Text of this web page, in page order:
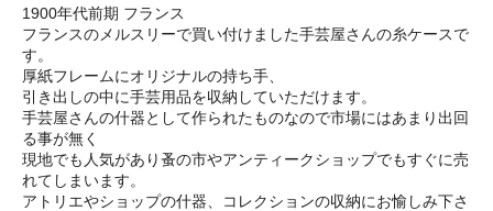
1900年代前期 フランス
フランスのメルスリーで買い付けました手芸屋さんの糸ケースで
す。
厚紙フレームにオリジナルの持ち手、
引き出しの中に手芸用品を収納していただけます。
手芸屋さんの什器として作られたものなので市場にはあまり出回
る事が無く
現地でも人気があり蚤の市やアンティークショップでもすぐに売
れてしまいます。
アトリエやショップの什器、コレクションの収納にお愉しみ下さ